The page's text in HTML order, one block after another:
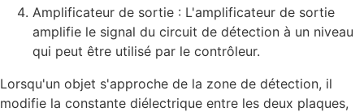
Amplificateur de sortie : L'amplificateur de sortie
amplifie le signal du circuit de détection à un niveau
qui peut être utilisé par le contrôleur.
Lorsqu'un objet s'approche de la zone de détection, il
modifie la constante diélectrique entre les deux plaques,